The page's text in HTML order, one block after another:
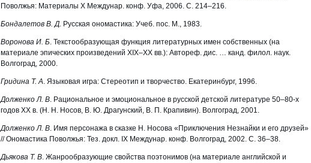
Поволжья: Материалы Х Междунар. конф. Уфа, 2006. С. 214–216.
Бондалетов В. Д. Русская ономастика: Учеб. пос. М., 1983.
Воронова И. Б. Текстообразующая функция литературных имен собственных (на
материале эпических произведений XIX–XX вв.): Автореф. дис. … канд. филол. наук.
Волгоград, 2000.
Гридина Т. А. Языковая игра: Стереотип и творчество. Екатеринбург, 1996.
Долженко Л. В. Рациональное и эмоциональное в русской детской литературе 50–80-х
годов ХХ в. (Н. Н. Носов, В. Ю. Драгунский, В. П. Крапивин). Волгоград, 2001.
Долженко Л. В. Имя персонажа в сказке Н. Носова «Приключения Незнайки и его друзей»
// Ономастика Поволжья: Тез. докл. IX Междунар. конф. Волгоград, 2002. С. 36–38.
Дьякова Т. В. Жанрообразующие свойства поэтонимов (на материале английской и